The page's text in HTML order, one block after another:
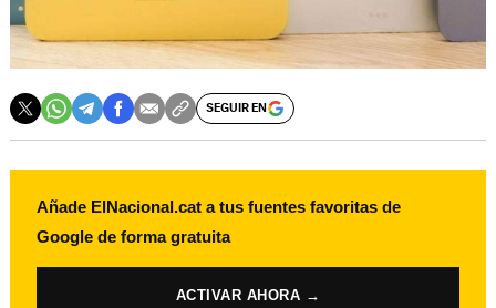
SEGUIR EN
Añade ElNacional.cat a tus fuentes favoritas de
Google de forma gratuita
ACTIVAR AHORA →